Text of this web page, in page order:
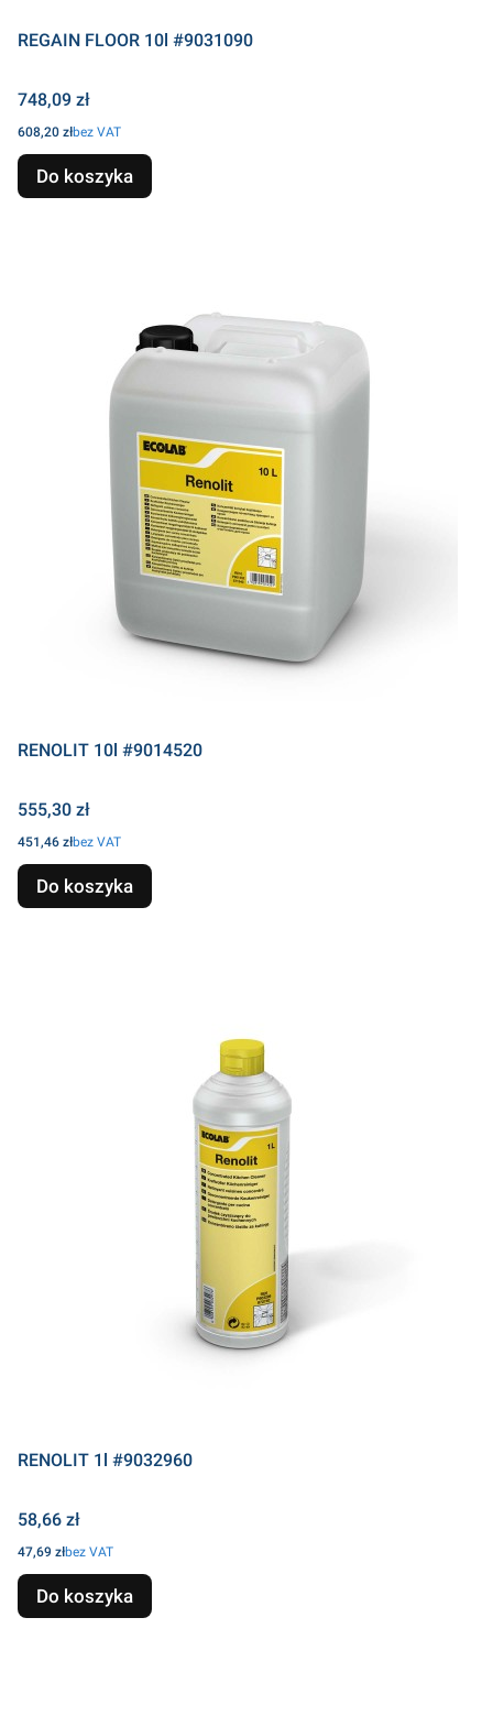
REGAIN FLOOR 10l #9031090
Cena
748,09 zł
Cena
608,20 złbez VAT
Do koszyka
RENOLIT 10l #9014520
Cena
555,30 zł
Cena
451,46 złbez VAT
Do koszyka
RENOLIT 1l #9032960
Cena
58,66 zł
Cena
47,69 złbez VAT
Do koszyka